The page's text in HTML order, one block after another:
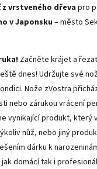
vrstveného dřeva pro
v Japonsku– město
Začněte krájet a
dnes! Udržujte své
Nože zVostra
nebo zárukou vrácení
vynikající produkt, který
nůž, nebo jiný
dárku k
domácí tak i